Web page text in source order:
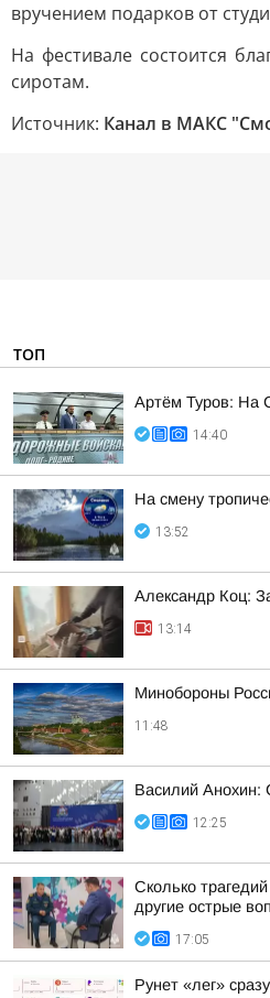
вручением подарков от
На фестивале состоится
сиротам.
Источник: Канал в МАКС
ТОП
Артём Туров: На
14:40
На смену
13:52
Александр Коц:
13:14
Минобороны
11:48
Василий Анохин:
12:25
Сколько
другие острые
17:05
Рунет «лег»